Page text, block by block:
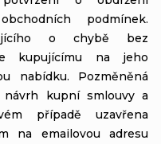
podmínek.
o chybě bez
kupujícímu na jeho
nabídku. Pozměněná
kupní smlouvy a
případě uzavřena
na emailovou adresu